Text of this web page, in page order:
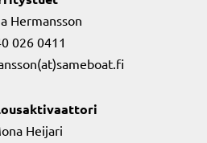
Hermansson
026 0411
Heijari